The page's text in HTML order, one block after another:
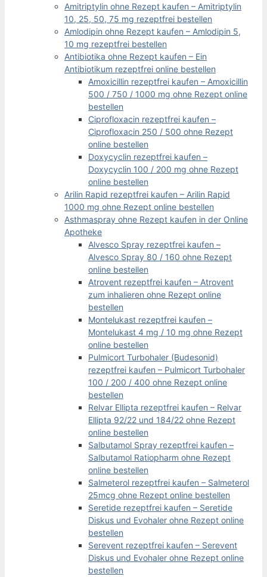
Amitriptylin ohne Rezept kaufen – Amitriptylin
10, 25, 50, 75 mg rezeptfrei bestellen
Amlodipin ohne Rezept kaufen – Amlodipin 5,
10 mg rezeptfrei bestellen
Antibiotika ohne Rezept kaufen – Ein
Antibiotikum rezeptfrei online bestellen
Amoxicillin rezeptfrei kaufen – Amoxicillin
500 / 750 / 1000 mg ohne Rezept online
bestellen
Ciprofloxacin rezeptfrei kaufen –
Ciprofloxacin 250 / 500 ohne Rezept
online bestellen
Doxycyclin rezeptfrei kaufen –
Doxycyclin 100 / 200 mg ohne Rezept
online bestellen
Arilin Rapid rezeptfrei kaufen – Arilin Rapid
1000 mg ohne Rezept online bestellen
Asthmaspray ohne Rezept kaufen in der Online
Apotheke
Alvesco Spray rezeptfrei kaufen –
Alvesco Spray 80 / 160 ohne Rezept
online bestellen
Atrovent rezeptfrei kaufen – Atrovent
zum inhalieren ohne Rezept online
bestellen
Montelukast rezeptfrei kaufen –
Montelukast 4 mg / 10 mg ohne Rezept
online bestellen
Pulmicort Turbohaler (Budesonid)
rezeptfrei kaufen – Pulmicort Turbohaler
100 / 200 / 400 ohne Rezept online
bestellen
Relvar Ellipta rezeptfrei kaufen – Relvar
Ellipta 92/22 und 184/22 ohne Rezept
online bestellen
Salbutamol Spray rezeptfrei kaufen –
Salbutamol Ratiopharm ohne Rezept
online bestellen
Salmeterol rezeptfrei kaufen – Salmeterol
25mcg ohne Rezept online bestellen
Seretide rezeptfrei kaufen – Seretide
Diskus und Evohaler ohne Rezept online
bestellen
Serevent rezeptfrei kaufen – Serevent
Diskus und Evohaler ohne Rezept online
bestellen